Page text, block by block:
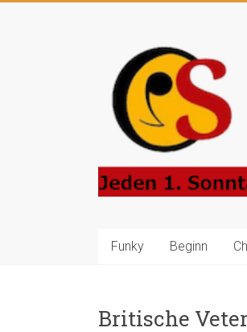
Charlie-
Prince-
Show
Funky
4
Central
Funky
Beginn
Britische